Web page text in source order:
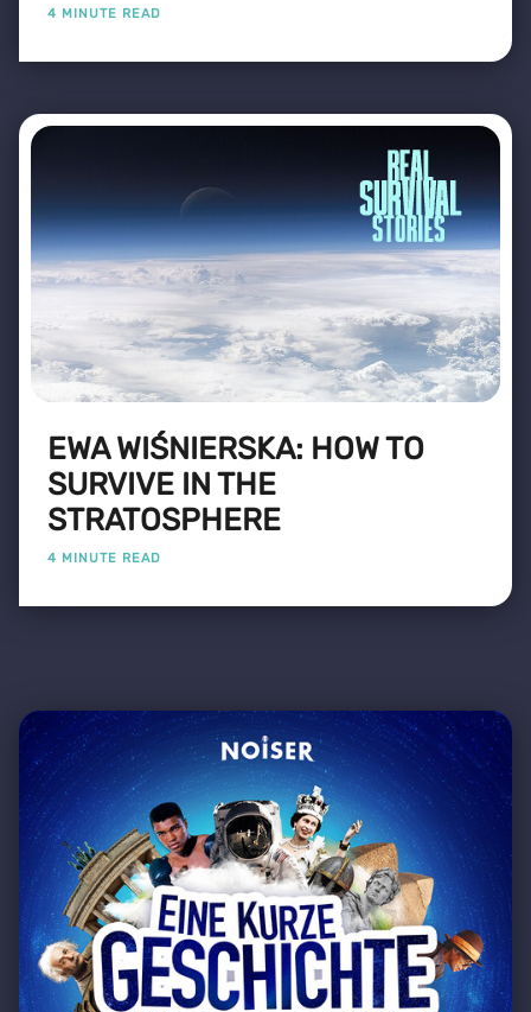
4 MINUTE READ
EWA WIŚNIERSKA: HOW TO
SURVIVE IN THE
STRATOSPHERE
4 MINUTE READ